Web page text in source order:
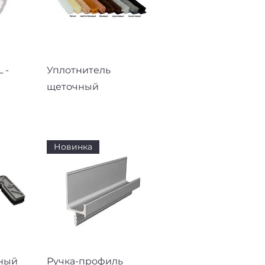
- Быстрый просмотр
Уплотнитель
щеточный
Быстрый просмотр
Новинка
Ручка-профиль